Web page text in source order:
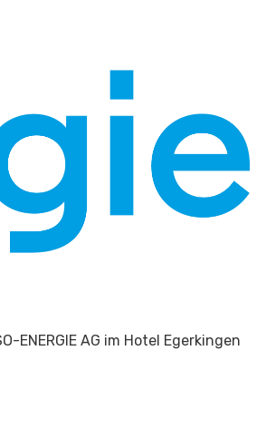
AG im Hotel Egerkingen